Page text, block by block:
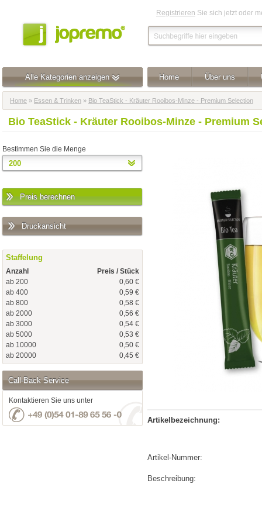
Registrieren Sie sich jetzt oder
Alle Kategorien anzeigen Home Über uns
Home » Essen & Trinken » Bio TeaStick - Kräuter Rooibos-Minze - Premium Selection
Bio TeaStick - Kräuter Rooibos-Minze - Premium
Bestimmen Sie die Menge
Preis berechnen
Druckansicht
Staffelung
Anzahl
Preis / Stück
ab 200
0,60 €
ab 400
0,59 €
ab 800
0,58 €
ab 2000
0,56 €
ab 3000
0,54 €
ab 5000
0,53 €
ab 10000
0,50 €
ab 20000
0,45 €
Call-Back Service
Kontaktieren Sie uns unter
Artikelbezeichnung:
Artikel-Nummer:
Beschreibung: